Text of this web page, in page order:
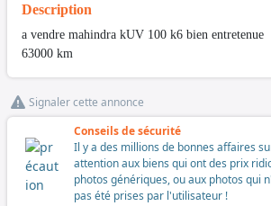
Description
a vendre mahindra kUV 100 k6 bien entretenue
63000 km
Signaler cette annonce
Conseils de sécurité
Il y a des millions de bonnes affaires
attention aux biens qui ont des prix
photos génériques, ou aux photos qui
pas été prises par l'utilisateur !